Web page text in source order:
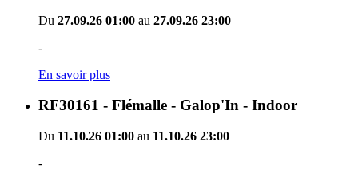
Du 27.09.26 01:00 au 27.09.26 23:00
-
En savoir plus
RF30161 - Flémalle - Galop'In - Indoor
Du 11.10.26 01:00 au 11.10.26 23:00
-